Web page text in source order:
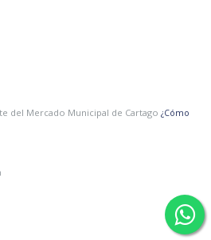
del Mercado Municipal de Cartago ¿Cómo